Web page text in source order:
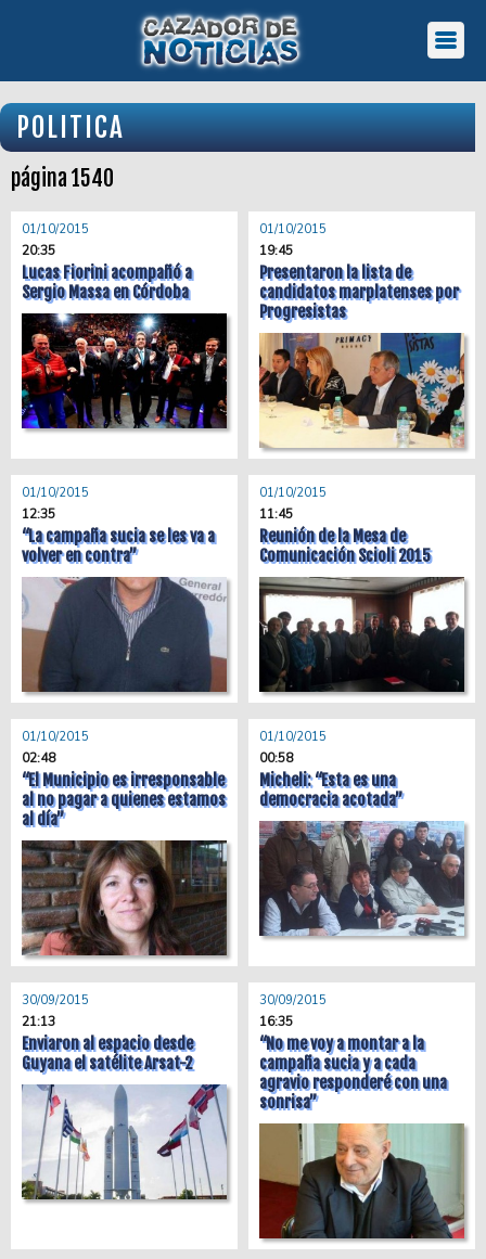
POLITICA
página 1540
01/10/2015
20:35
Lucas Fiorini acompañó a
Sergio Massa en Córdoba
01/10/2015
19:45
Presentaron la lista de
candidatos marplatenses por
01/10/2015
12:35
“La campaña sucia se les va a
volver en contra”
01/10/2015
11:45
Reunión de la Mesa de
Comunicación Scioli 2015
01/10/2015
02:48
“El Municipio es irresponsable
al no pagar a quienes estamos
al día”
01/10/2015
00:58
Micheli: “Esta es una
democracia acotada”
30/09/2015
21:13
Enviaron al espacio desde
Guyana el satélite Arsat-2
30/09/2015
16:35
“No me voy a montar a la
campaña sucia y a cada
agravio responderé con una
sonrisa”